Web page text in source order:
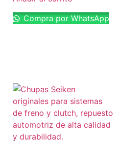
Compra por WhatsApp